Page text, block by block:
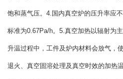
饱和蒸气压。4.国内真空炉的压升率应
标准为0.67Pa/h。5.真空加热以辐射为
升温过程中，工件及炉内材料会放气，
退火、真空固溶处理及真空时效的加热